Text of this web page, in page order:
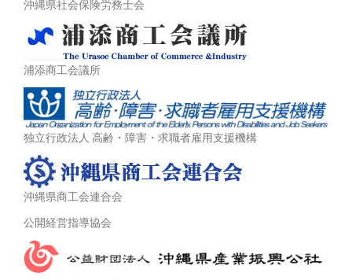
沖縄県社会保険労務士会
浦添商工会議所
独立行政法人 高齢・障害・求職者雇用支援機構
沖縄県商工会連合会
公開経営指導協会